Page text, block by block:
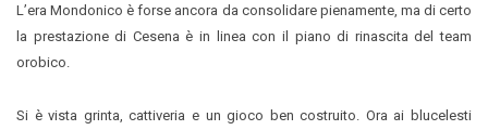
L’era Mondonico è forse ancora da consolidare pienamente, ma di certo
la prestazione di Cesena è in linea con il piano di rinascita del team
orobico.
Si è vista grinta, cattiveria e un gioco ben costruito. Ora ai blucelesti